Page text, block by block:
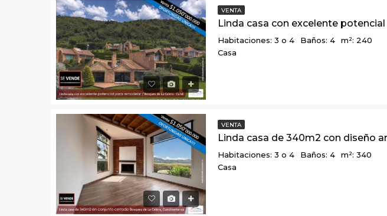
VENTA
Habitaciones: 3 o 4 Baños: 4
m²: 240
Casa
VENTA
Habitaciones: 3 o 4 Baños: 4
m²: 340
Casa